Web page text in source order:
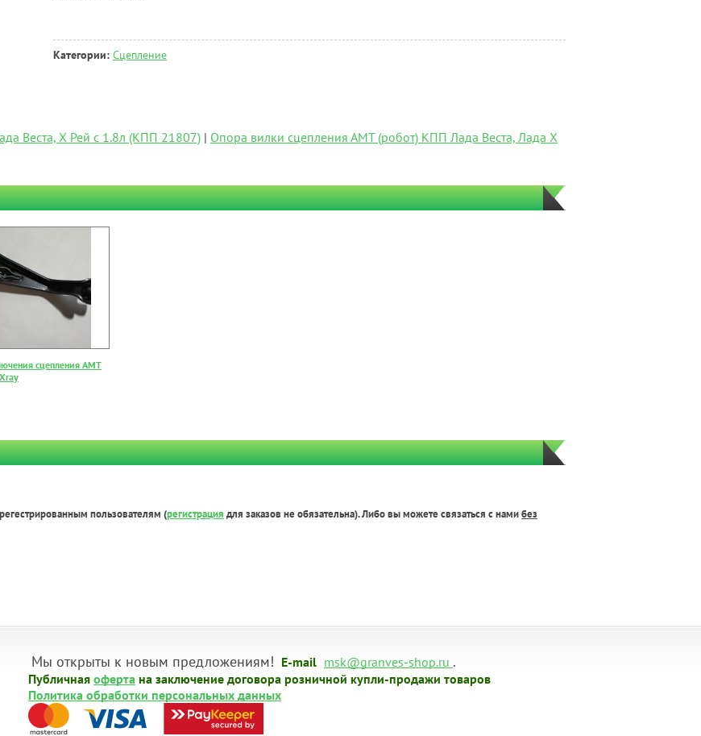
Категории: Сцепление
Веста, Х Рей с 1.8л (КПП 21807) | Опора вилки сцепления АМТ (робот) КПП Лада Веста, Лада Х
сцепления АМТ
пользователям (регистрация для заказов не обязательна). Либо вы можете связаться с намибез
Мы открыты к новым предложениям! E-mail msk@granves-shop.ru .
Публичная оферта на заключение договора розничной купли-продажи товаров
Политика обработки персональных данных